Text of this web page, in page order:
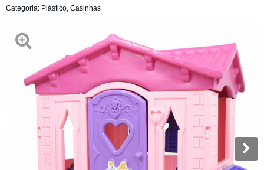
Categoria: Plástico, Casinhas